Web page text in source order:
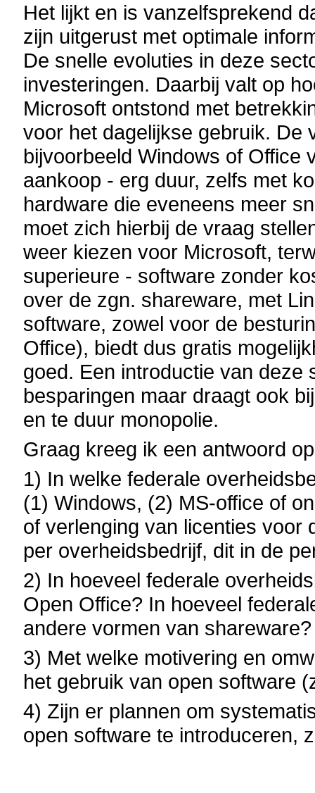
Het lijkt en is vanzelfsprekend
zijn uitgerust met optimale
De snelle evoluties in deze
investeringen. Daarbij valt op
Microsoft ontstond met
voor het dagelijkse gebruik. De
bijvoorbeeld Windows of Office
aankoop - erg duur, zelfs met
hardware die eveneens meer
moet zich hierbij de vraag
weer kiezen voor Microsoft,
superieure - software zonder
over de zgn. shareware, met
software, zowel voor de
Office), biedt dus gratis
goed. Een introductie van
besparingen maar draagt ook
en te duur monopolie.
Graag kreeg ik een antwoord
1) In welke federale
(1) Windows, (2) MS-office of
of verlenging van licenties voor
per overheidsbedrijf, dit in de
2) In hoeveel federale
Open Office? In hoeveel
andere vormen van
3) Met welke motivering en
het gebruik van open software
4) Zijn er plannen om
open software te introduceren,